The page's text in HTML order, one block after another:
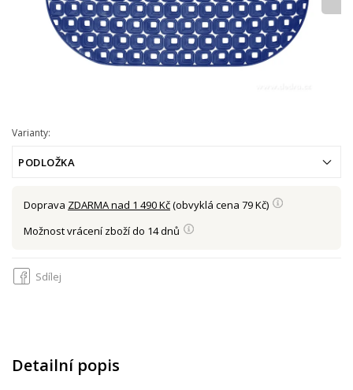
Varianty:
PODLOŽKA
Doprava ZDARMA nad 1 490 Kč(obvyklá cena 79 Kč)
Možnost vrácení zboží do 14 dnů
Sdílej
Detailní popis